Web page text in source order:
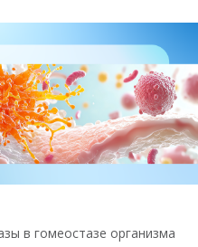
в гомеостазе организма